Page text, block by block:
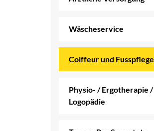
Wäscheservice
Coiffeur und Fusspflege
Physio- / Ergotherapie /
Logopädie